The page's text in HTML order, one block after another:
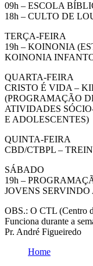
09h – ESCOLA
18h – CULTO DE
TERÇA-FEIRA
19h – KOINONIA
KOINONIA
QUARTA-FEIRA
CRISTO É VIDA –
(PROGRAMAÇÃO
ATIVIDADES
E ADOLESCENTES)
QUINTA-FEIRA
CBD/CTBPL –
SÁBADO
19h –
JOVENS SERVINDO
OBS.: O CTL (Centro
Funciona durante a
Pr. André Figueiredo
Home